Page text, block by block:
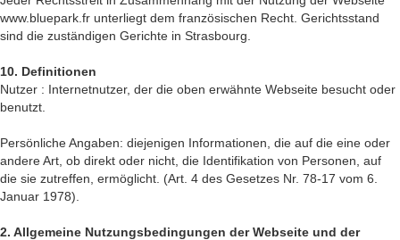
www.bluepark.fr unterliegt dem französischen Recht. Gerichtsstand
sind die zuständigen Gerichte in Strasbourg.
10. Definitionen
Nutzer : Internetnutzer, der die oben erwähnte Webseite besucht oder
benutzt.
Persönliche Angaben: diejenigen Informationen, die auf die eine oder
andere Art, ob direkt oder nicht, die Identifikation von Personen, auf
die sie zutreffen, ermöglicht. (Art. 4 des Gesetzes Nr. 78-17 vom 6.
Januar 1978).
2. Allgemeine Nutzungsbedingungen der Webseite und der